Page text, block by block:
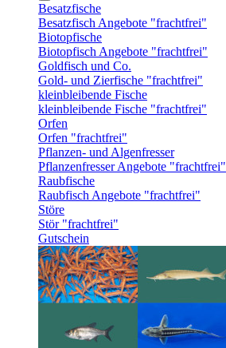
Besatzfische
Besatzfisch Angebote "frachtfrei"
Biotopfische
Biotopfisch Angebote "frachtfrei"
Goldfisch und Co.
Gold- und Zierfische "frachtfrei"
kleinbleibende Fische
kleinbleibende Fische "frachtfrei"
Orfen
Orfen "frachtfrei"
Pflanzen- und Algenfresser
Pflanzenfresser Angebote "frachtfrei"
Raubfische
Raubfisch Angebote "frachtfrei"
Störe
Stör "frachtfrei"
Gutschein